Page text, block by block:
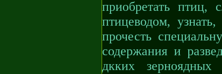
приобретать птиц,
птицеводом,
прочесть
содержания и
дкких